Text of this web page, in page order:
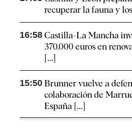
recuperar la fauna y
16:58 Castilla-La Mancha
370.000 euros en
[...]
15:50 Brunner vuelve a
colaboración de
España [...]